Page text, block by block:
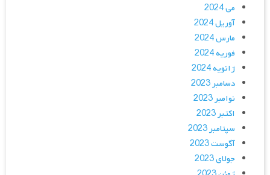
می 2024
آوریل 2024
مارس 2024
فوریه 2024
ژانویه 2024
دسامبر 2023
نوامبر 2023
اکتبر 2023
سپتامبر 2023
آگوست 2023
جولای 2023